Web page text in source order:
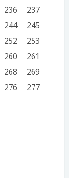
236
237
244
245
252
253
260
261
268
269
276
277